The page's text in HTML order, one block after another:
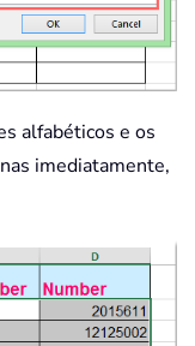
alfabéticos e os
imediatamente,